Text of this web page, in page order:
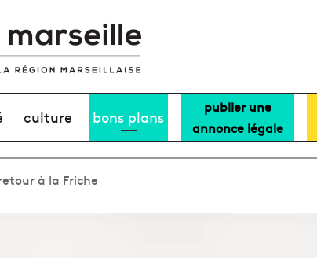
culture bons plans
publier une
annonce légale
à la Friche